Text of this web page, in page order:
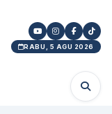
RABU, 5 AGU 2026